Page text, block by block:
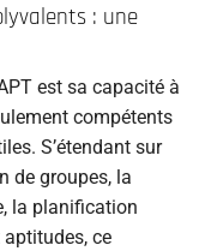
: une
est sa capacité à
compétents
S’étendant sur
de groupes, la
la planification
ce